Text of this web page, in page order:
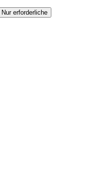
Nur erforderliche